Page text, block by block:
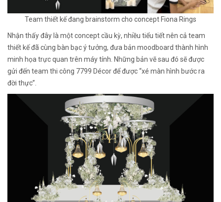
Team thiết kế đang brainstorm cho concept Fiona Rings
Nhận thấy đây là một concept cầu kỳ, nhiều tiểu tiết nên cả team
thiết kế đã cùng bàn bạc ý tưởng, đưa bản moodboard thành hình
minh họa trực quan trên máy tính. Những bản vẽ sau đó sẽ được
gửi đến team thi công 7799 Décor để được “xé màn hình bước ra
đời thực”.